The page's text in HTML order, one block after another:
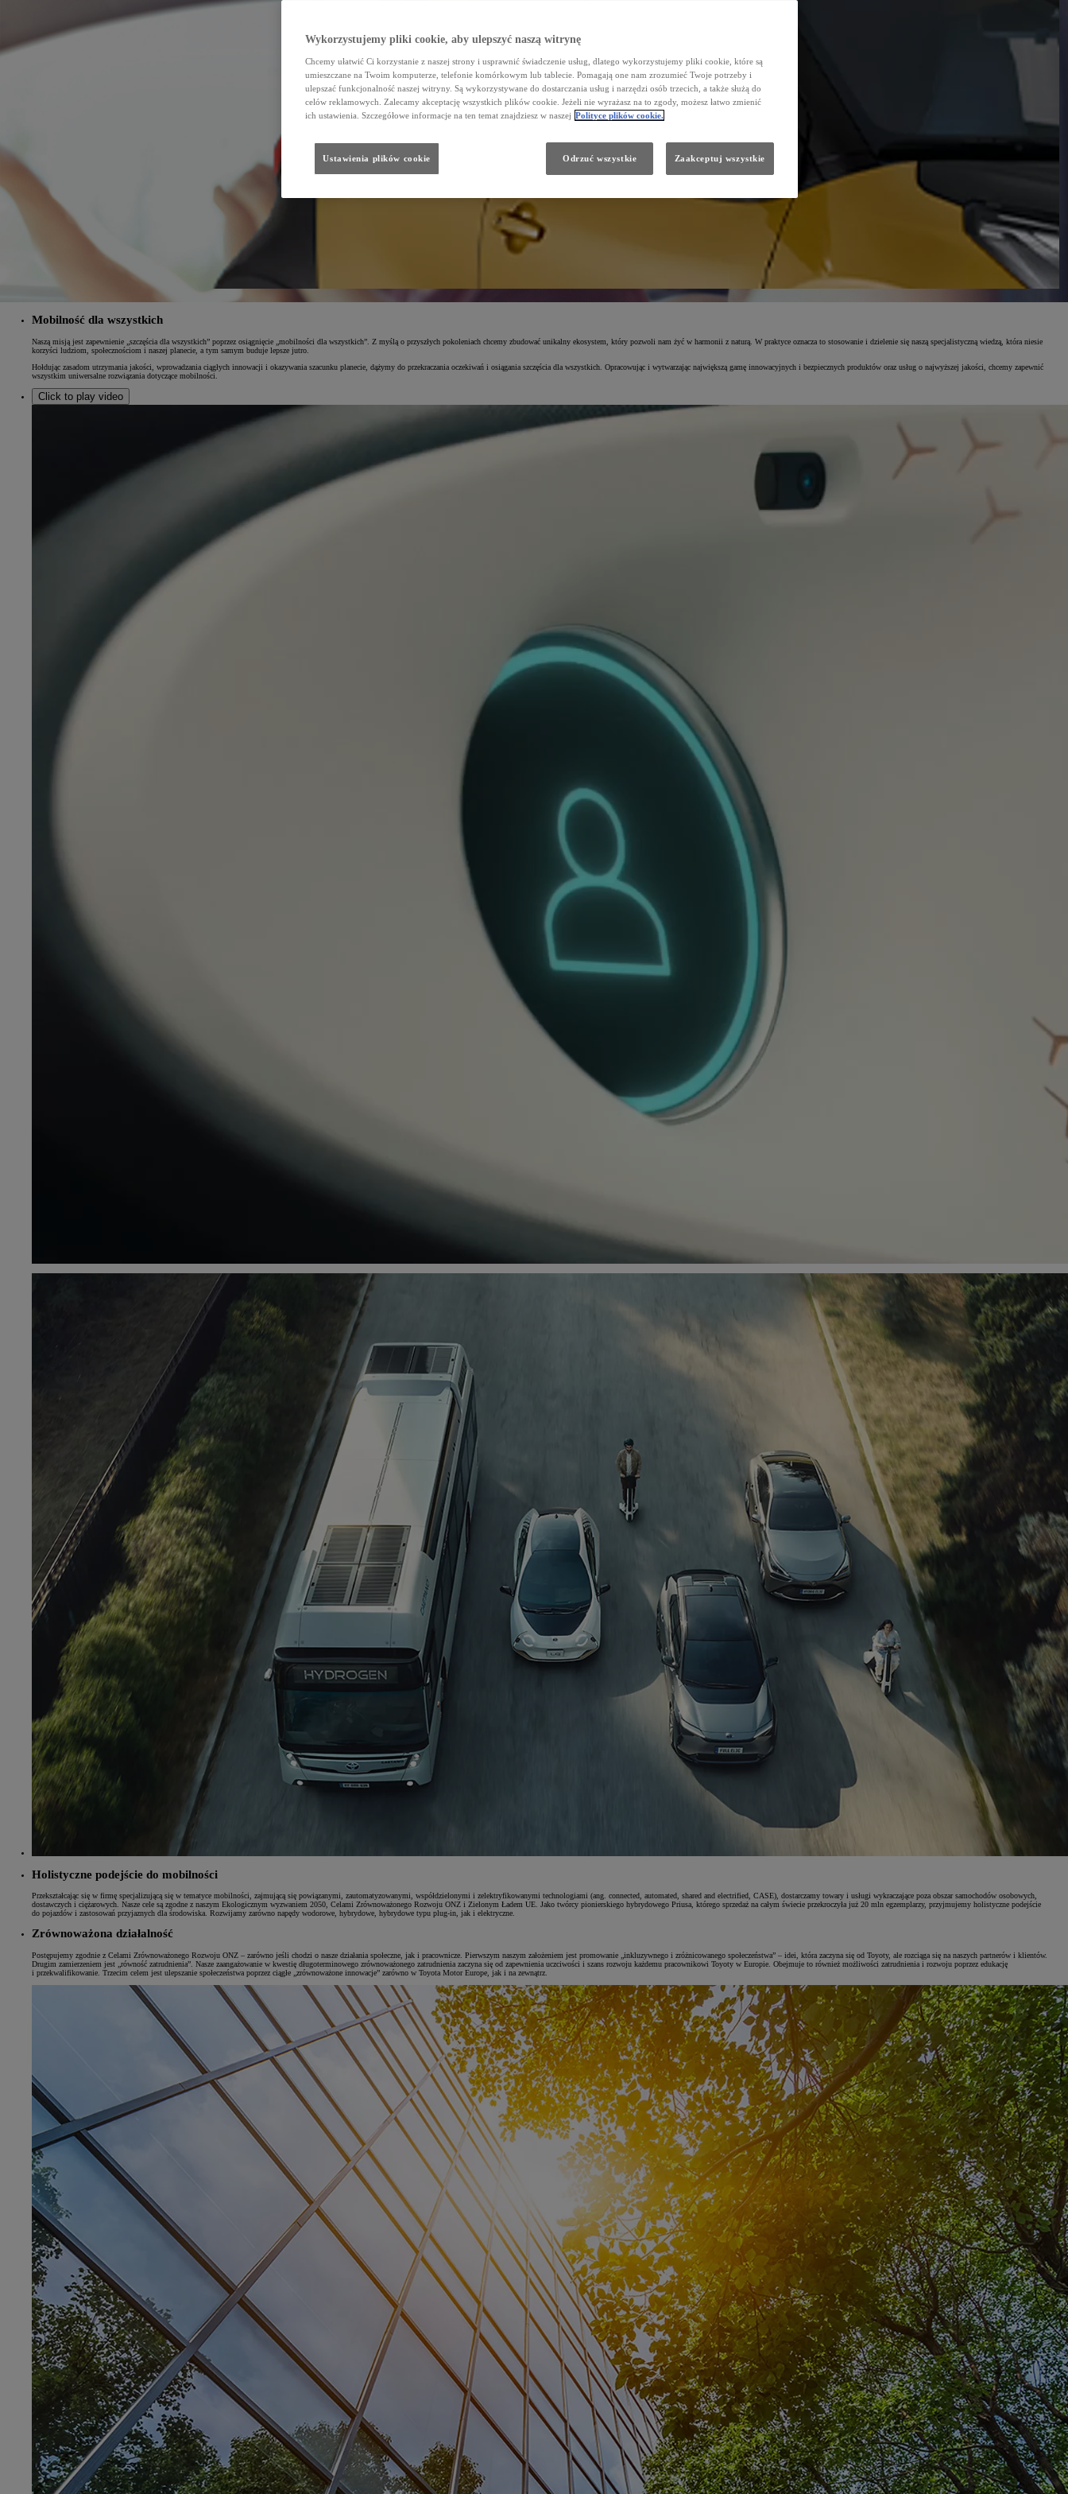
Od 105 300 zł
Corolla Hatchback
HYBRID
Mobilność dla wszystkich
Naszą misją jest zapewnienie „szczęścia dla wszystkich” poprzez osiągnięcie „mobilności dla wszystkich”. Z myślą o przyszłych pokoleniach chcemy zbudować unikalny ekosystem, który pozwoli nam żyć w harmonii z naturą. W praktyce oznacza to stosowanie i dzielenie się naszą specjalistyczną wiedzą, która niesie
korzyści ludziom, społecznościom i naszej planecie, a tym samym buduje lepsze jutro.
Hołdując zasadom utrzymania jakości, wprowadzania ciągłych innowacji i okazywania szacunku planecie, dążymy do przekraczania oczekiwań i osiągania szczęścia dla wszystkich. Opracowując i wytwarzając największą gamę innowacyjnych i bezpiecznych produktów oraz usług o najwyższej jakości, chcemy zapewnić
wszystkim uniwersalne rozwiązania dotyczące mobilności.
Click to play video
Holistyczne podejście do mobilności
Przekształcając się w firmę specjalizującą się w tematyce mobilności, zajmującą się powiązanymi, zautomatyzowanymi, współdzielonymi i zelektryfikowanymi technologiami (ang. connected, automated, shared and electrified, CASE), dostarczamy towary i usługi wykraczające poza obszar samochodów osobowych,
dostawczych i ciężarowych. Nasze cele są zgodne z naszym Ekologicznym wyzwaniem 2050, Celami Zrównoważonego Rozwoju ONZ i Zielonym Ładem UE. Jako twórcy pionierskiego hybrydowego Priusa, którego sprzedaż na całym świecie przekroczyła już 20 mln egzemplarzy, przyjmujemy holistyczne podejście
do pojazdów i zastosowań przyjaznych dla środowiska. Rozwijamy zarówno napędy wodorowe, hybrydowe, hybrydowe typu plug-in, jak i elektryczne.
Zrównoważona działalność
Postępujemy zgodnie z Celami Zrównoważonego Rozwoju ONZ – zarówno jeśli chodzi o nasze działania społeczne, jak i pracownicze. Pierwszym naszym założeniem jest promowanie „inkluzywnego i zróżnicowanego społeczeństwa” – idei, która zaczyna się od Toyoty, ale rozciąga się na naszych partnerów i klientów.
Drugim zamierzeniem jest „równość zatrudnienia”. Nasze zaangażowanie w kwestię długoterminowego zrównoważonego zatrudnienia zaczyna się od zapewnienia uczciwości i szans rozwoju każdemu pracownikowi Toyoty w Europie. Obejmuje to również możliwości zatrudnienia i rozwoju poprzez edukację
i przekwalifikowanie. Trzecim celem jest ulepszanie społeczeństwa poprzez ciągłe „zrównoważone innowacje” zarówno w Toyota Motor Europe, jak i na zewnątrz.
Wykorzystujemy pliki cookie, aby ulepszyć naszą witrynę
Chcemy ułatwić Ci korzystanie z naszej strony i usprawnić świadczenie usług, dlatego wykorzystujemy pliki cookie, które są
umieszczane na Twoim komputerze, telefonie komórkowym lub tablecie. Pomagają one nam zrozumieć Twoje potrzeby i
ulepszać funkcjonalność naszej witryny. Są wykorzystywane do dostarczania usług i narzędzi osób trzecich, a także służą do
celów reklamowych. Zalecamy akceptację wszystkich plików cookie. Jeżeli nie wyrażasz na to zgody, możesz łatwo zmienić
ich ustawienia. Szczegółowe informacje na ten temat znajdziesz w naszej Polityce plików cookie.
Ustawienia plików cookie Odrzuć wszystkie Zaakceptuj wszystkie